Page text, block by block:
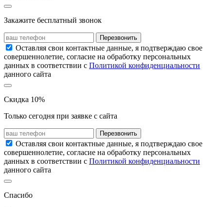
Закажите бесплатный звонок
Перезвонить
Оставляя свои контактные данные, я подтверждаю свое
совершеннолетие, согласие на обработку персональных
данных в соответствии с Политикой конфиденциальности
данного сайта
Скидка 10%
Только сегодня при заявке с сайта
Перезвонить
Оставляя свои контактные данные, я подтверждаю свое
совершеннолетие, согласие на обработку персональных
данных в соответствии с Политикой конфиденциальности
данного сайта
Спасибо